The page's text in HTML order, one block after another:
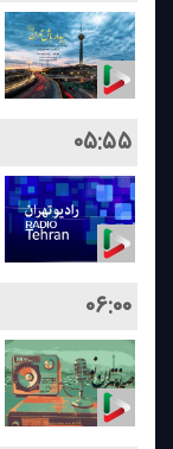
۰۵:۵۵
۰۶:۰۰